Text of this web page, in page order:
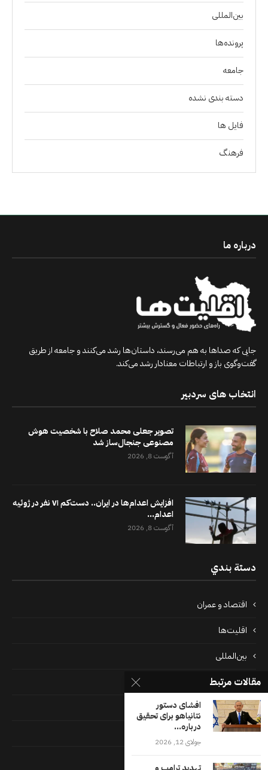
بین‌المللی
پرونده‌ها
جامعه
دسته بندی نشده
فايل ها
فرهنگ
درباره ما
جایی که صداها به هم می‌رسند، داستان‌ها رشد می‌کنند و جامعه از طریق
گفت‌وگوی باز و ارتباطات معنادار رشد می‌کند.
انتخاب های سردبیر
تصویر جعلی محمد صلاح با شخصیت هوش
مصنوعی جنجال‌ساز شد
آگوست 8, 2026
افزایش اعدام‌ها در ایران.. دست‌کم ۷۱ نفر در ژوئیه
اعدام...
آگوست 8, 2026
دستة بندي
اقتصاد و عمران
اقلیت‌ها
بین‌المللی
پرونده‌ها
جامعه
دسته بندی نشده
مقالات مرتبط
افشای دستور
نتانیاهو برای تحقیق
درباره...
جولای 12, 2026